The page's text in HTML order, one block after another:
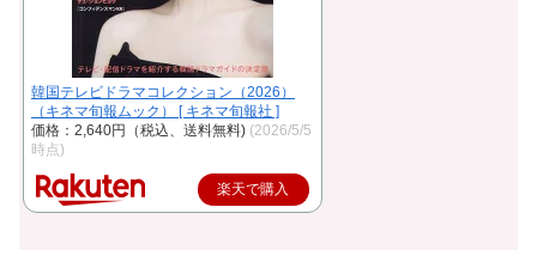
韓国テレビドラマコレクション（2026）
（キネマ旬報ムック） [ キネマ旬報社 ]
価格：2,640円（税込、送料無料) (2026/5/5
時点)
楽天で購入